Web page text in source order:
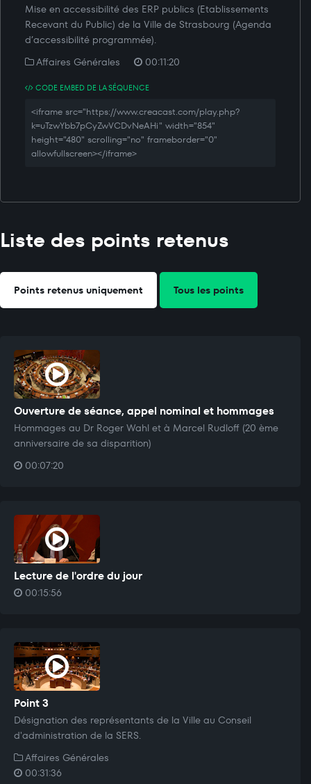
Mise en accessibilité des ERP publics (Etablissements
Recevant du Public) de la Ville de Strasbourg (Agenda
d’accessibilité programmée).
Affaires Générales
00:11:20
CODE EMBED DE LA SÉQUENCE
<iframe src="https://www.creacast.com/play.php?
k=uTzwYbb7pCyZwVCDvNeAHi" width="854"
height="480" scrolling="no" frameborder="0"
allowfullscreen></iframe>
Liste des points retenus
Points retenus uniquement Tous les points
Ouverture de séance, appel nominal et hommages
Hommages au Dr Roger Wahl et à Marcel Rudloff (20 ème
anniversaire de sa disparition)
00:07:20
Lecture de l'ordre du jour
00:15:56
Point 3
Désignation des représentants de la Ville au Conseil
d'administration de la SERS.
Affaires Générales
00:31:36